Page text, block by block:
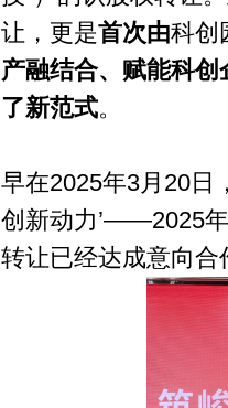
让，更是首次由科创
产融结合、赋能科
了新范式。
早在2025年3月20日
创新动力’——2025
转让已经达成意向合